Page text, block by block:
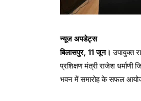
न्यूज अपडेट्स
बिलासपुर, 11 जून।उपायुक्त
प्रशिक्षण मंत्री राजेश
भवन में समारोह के सफल